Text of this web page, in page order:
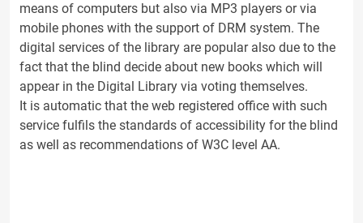
means of computers but also via MP3 players or via
mobile phones with the support of DRM system. The
digital services of the library are popular also due to the
fact that the blind decide about new books which will
appear in the Digital Library via voting themselves.
It is automatic that the web registered office with such
service fulfils the standards of accessibility for the blind
as well as recommendations of W3C level AA.